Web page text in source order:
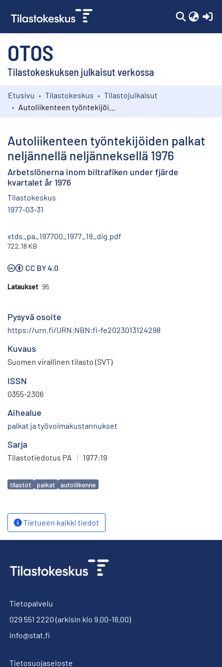
OTOS
Tilastokeskuksen julkaisut verkossa
Kokoelmat
Etusivu Tilastokeskus
Tilastojulkaisut
Autoliikenteen työntekijöiden palkat
neljännellä neljänneksellä 1976
Arbetslönerna inom biltrafiken under fjärde
kvartalet år 1976
Tilastokeskus
1977-03-31
xtds_pa_197700_1977_19_dig.pdf
722.18 KB
CC BY 4.0
Lataukset 95
Pysyvä osoite
https://urn.fi/URN:NBN:fi-fe2023013124298
Kuvaus
Suomen virallinen tilasto (SVT)
ISSN
0355-2306
Aihealue
palkat ja työvoimakustannukset
Sarja
Tilastotiedotus PA | 1977:19
Avainsanat
tilastot palkat autoliikenne
Tietueen kaikki tiedot
Tietopalvelu
029 551 2220 (arkisin klo 9.00-16.00)
info@stat.fi
Tietosuojaseloste